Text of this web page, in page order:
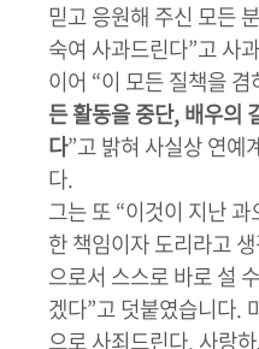
믿고 응원해 주신 모든
숙여 사과드린다”고 사
이어 “이 모든 질책을
든 활동을 중단, 배우의
다”고 밝혀 사실상 연예
다.
그는 또 “이것이 지난
한 책임이자 도리라고
으로서 스스로 바로 설
겠다”고 덧붙였습니다.
으로 사죄드린다. 사랑